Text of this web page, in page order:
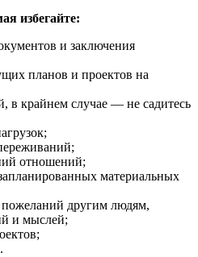
избегайте:
и заключения
планов и проектов на
в крайнем случае — не садитесь
отношений;
материальных
другим людям,
и мыслей;